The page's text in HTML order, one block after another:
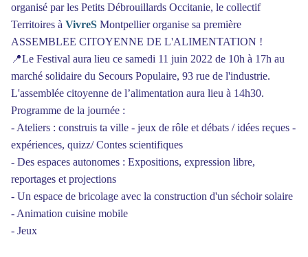
organisé par les Petits Débrouillards Occitanie, le collectif
Territoires à VivreS Montpellier organise sa première
ASSEMBLEE CITOYENNE DE L'ALIMENTATION !
📍Le Festival aura lieu ce samedi 11 juin 2022 de 10h à 17h au
marché solidaire du Secours Populaire, 93 rue de l'industrie.
L'assemblée citoyenne de l’alimentation aura lieu à 14h30.
Programme de la journée :
- Ateliers : construis ta ville - jeux de rôle et débats / idées reçues -
expériences, quizz/ Contes scientifiques
- Des espaces autonomes : Expositions, expression libre,
reportages et projections
- Un espace de bricolage avec la construction d'un séchoir solaire
- Animation cuisine mobile
- Jeux